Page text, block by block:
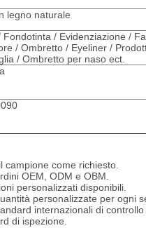
legno naturale
Fondotinta / Evidenziazione /
/ Ombretto / Eyeliner /
/ Ombretto per naso ect.
campione come richiesto.
OEM, ODM e OBM.
personalizzati disponibili.
personalizzate per ogni
internazionali di controllo
di ispezione.